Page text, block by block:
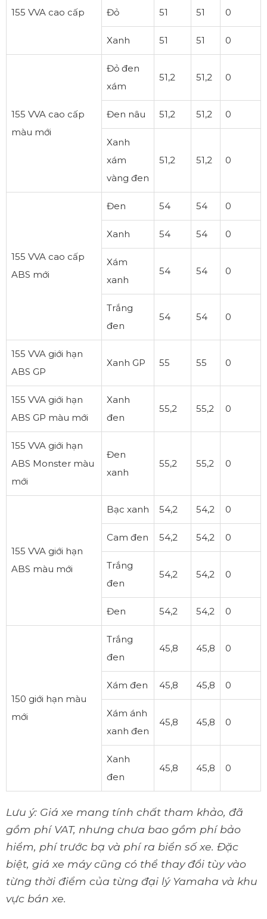
155 VVA cao cấp Đỏ 51 51 0
Xanh 51 51 0
155 VVA cao cấp
màu mới
Đỏ đen
xám
51,2 51,2 0
Đen nâu 51,2 51,2 0
Xanh
xám
vàng đen
51,2 51,2 0
155 VVA cao cấp
ABS mới
Đen 54 54 0
Xanh 54 54 0
Xám
xanh
54 54 0
Trắng
đen
54 54 0
155 VVA giới hạn
ABS GP
Xanh GP 55 55 0
155 VVA giới hạn
ABS GP màu mới
Xanh
đen
55,2 55,2 0
155 VVA giới hạn
ABS Monster màu
mới
Đen
xanh
55,2 55,2 0
155 VVA giới hạn
ABS màu mới
Bạc xanh 54,2 54,2 0
Cam đen 54,2 54,2 0
Trắng
đen
54,2 54,2 0
Đen 54,2 54,2 0
150 giới hạn màu
mới
Trắng
đen
45,8 45,8 0
Xám đen 45,8 45,8 0
Xám ánh
xanh đen
45,8 45,8 0
Xanh
đen
45,8 45,8 0
Lưu ý: Giá xe mang tính chất tham khảo, đã
gồm phí VAT, nhưng chưa bao gồm phí bảo
hiểm, phí trước bạ và phí ra biển số xe. Đặc
biệt, giá xe máy cũng có thể thay đổi tùy vào
từng thời điểm của từng đại lý Yamaha và khu
vực bán xe.